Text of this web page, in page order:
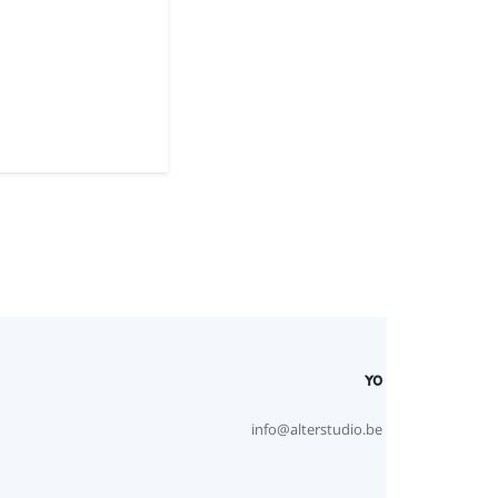
YO
info@alterstudio.be